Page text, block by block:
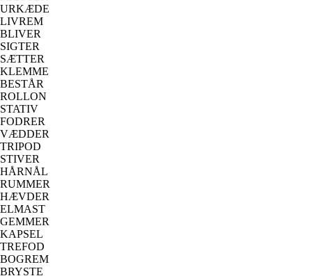
URKÆDE
LIVREM
BLIVER
SIGTER
SÆTTER
KLEMME
BESTÅR
ROLLON
STATIV
FODRER
VÆDDER
TRIPOD
STIVER
HÅRNÅL
RUMMER
HÆVDER
ELMAST
GEMMER
KAPSEL
TREFOD
BOGREM
BRYSTE